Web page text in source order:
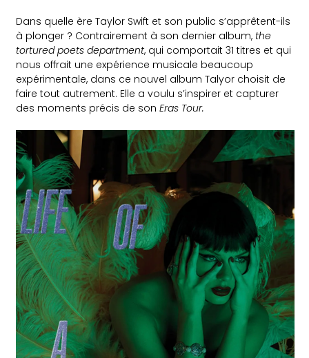
Dans quelle ère Taylor Swift et son public s’apprêtent-ils
à plonger ? Contrairement à son dernier album, the
tortured poets department, qui comportait 31 titres et qui
nous offrait une expérience musicale beaucoup
expérimentale, dans ce nouvel album Talyor choisit de
faire tout autrement. Elle a voulu s’inspirer et capturer
des moments précis de sonEras Tour.